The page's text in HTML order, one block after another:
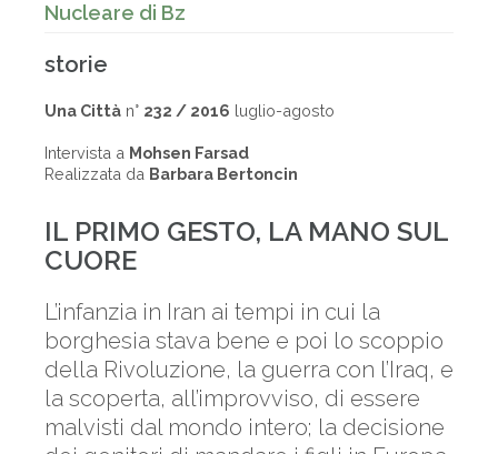
Nucleare di Bz
storie
Una Città n° 232 / 2016 luglio-agosto
Intervista a Mohsen Farsad
Realizzata da Barbara Bertoncin
IL PRIMO GESTO, LA MANO SUL
CUORE
L’infanzia in Iran ai tempi in cui la
borghesia stava bene e poi lo scoppio
della Rivoluzione, la guerra con l’Iraq, e
la scoperta, all’improvviso, di essere
malvisti dal mondo intero; la decisione